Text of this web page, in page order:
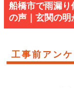
船橋市で雨漏
の声｜玄関の明
工事前アンケ